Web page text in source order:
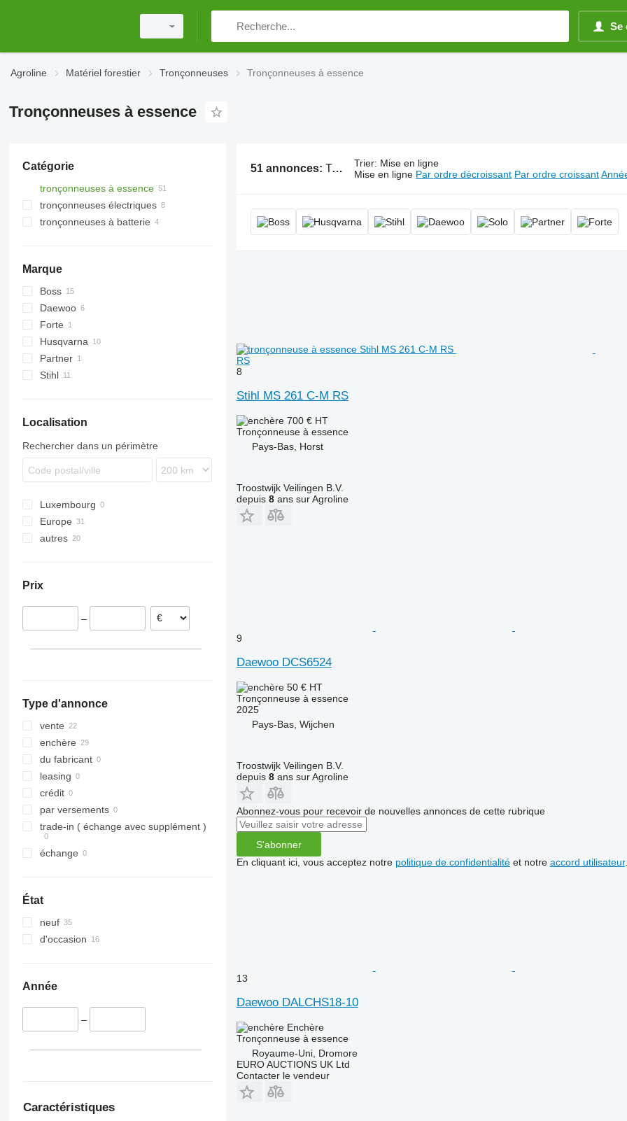
Se
Agroline Matériel forestier Tronçonneuses Tronçonneuses à essence
Tronçonneuses à essence
Catégorie
tronçonneuses à essence
tronçonneuses électriques
tronçonneuses à batterie
Marque
Boss
Daewoo
Forte
Husqvarna
Partner
Stihl
Localisation
Rechercher dans un périmètre
Luxembourg
Europe
Royaume-Uni
autres
Prix
–
Type d'annonce
vente
enchère
du fabricant
leasing
crédit
par versements
trade-in ( échange avec supplément )
échange
État
neuf
d'occasion
Année
–
Caractéristiques
51 annonces: Tronçonneuses à essence, scie à chaîne à essence Trier: Mise en ligne
Mise en ligne Par ordre décroissant Par ordre croissant
RS
8
Stihl MS 261 C-M RS
700 € HT
Tronçonneuse à essence
Pays-Bas, Horst
Troostwijk Veilingen B.V.
depuis 8ans sur Agroline
9
Daewoo DCS6524
50 € HT
Tronçonneuse à essence
2025
Pays-Bas, Wijchen
Troostwijk Veilingen B.V.
depuis 8ans sur Agroline
Abonnez-vous pour recevoir de nouvelles annonces de cette rubrique
S'abonner
En cliquant ici, vous acceptez notre politique de confidentialitéet notre accord utilisateur.
13
Daewoo DALCHS18-10
Enchère
Tronçonneuse à essence
Royaume-Uni, Dromore
EURO AUCTIONS UK Ltd
Contacter le vendeur